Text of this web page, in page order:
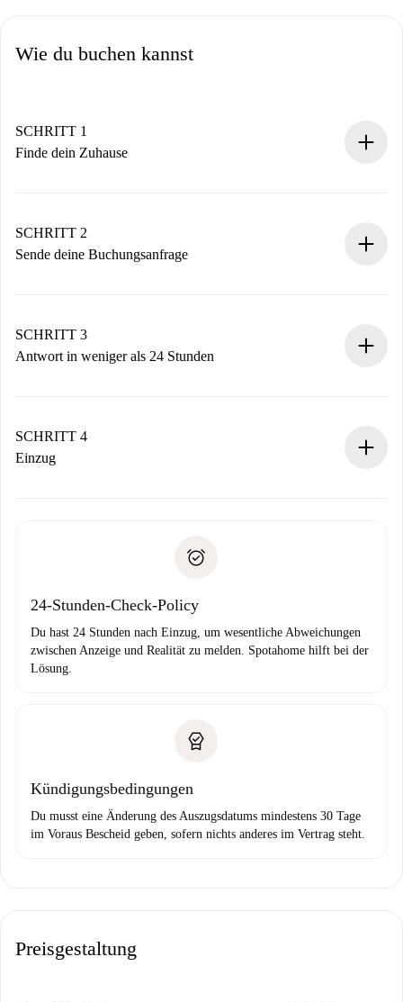
Wie du buchen kannst
SCHRITT 1
Finde dein Zuhause
Du erhältst alle notwendigen Informationen im Voraus.
SCHRITT 2
Sende deine Buchungsanfrage
Denk daran, dass wir dich erst belasten, wenn der
Vermieter zustimmt.
SCHRITT 3
Antwort in weniger als 24 Stunden
stellen den Kontakt her.
Wenn der Vermieter ablehnen muss, entstehen keine
SCHRITT 4
Einzug
24-Stunden-Check-Policy
Du hast 24 Stunden nach Einzug, um wesentliche Abweichungen
zwischen Anzeige und Realität zu melden. Spotahome hilft bei der
Lösung.
Kündigungsbedingungen
Du musst eine Änderung des Auszugsdatums mindestens 30 Tage
im Voraus Bescheid geben, sofern nichts anderes im Vertrag steht.
Preisgestaltung